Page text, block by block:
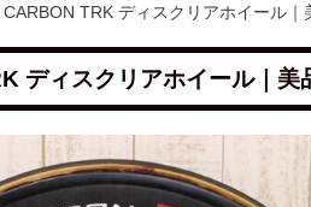
TRK ディスクリアホイール
ディスクリアホイール｜美